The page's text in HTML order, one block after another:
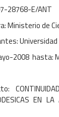
28768-E/ANT
Ministerio de
Universidad
2008 hasta:
EN